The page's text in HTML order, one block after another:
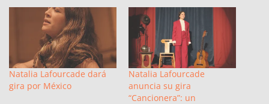
Natalia Lafourcade dará
gira por México
Natalia Lafourcade
anuncia su gira
“Cancionera”: un